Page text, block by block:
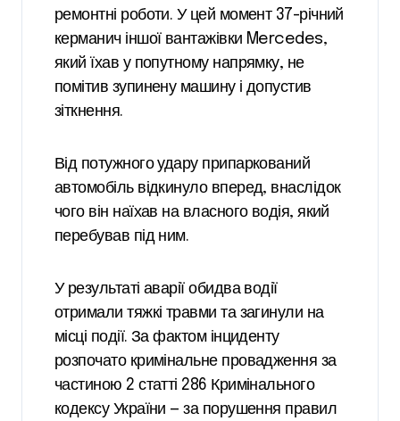
ремонтні роботи. У цей момент 37-річний
керманич іншої вантажівки Mercedes,
який їхав у попутному напрямку, не
помітив зупинену машину і допустив
зіткнення.
Від потужного удару припаркований
автомобіль відкинуло вперед, внаслідок
чого він наїхав на власного водія, який
перебував під ним.
У результаті аварії обидва водії
отримали тяжкі травми та загинули на
місці події. За фактом інциденту
розпочато кримінальне провадження за
частиною 2 статті 286 Кримінального
кодексу України — за порушення правил